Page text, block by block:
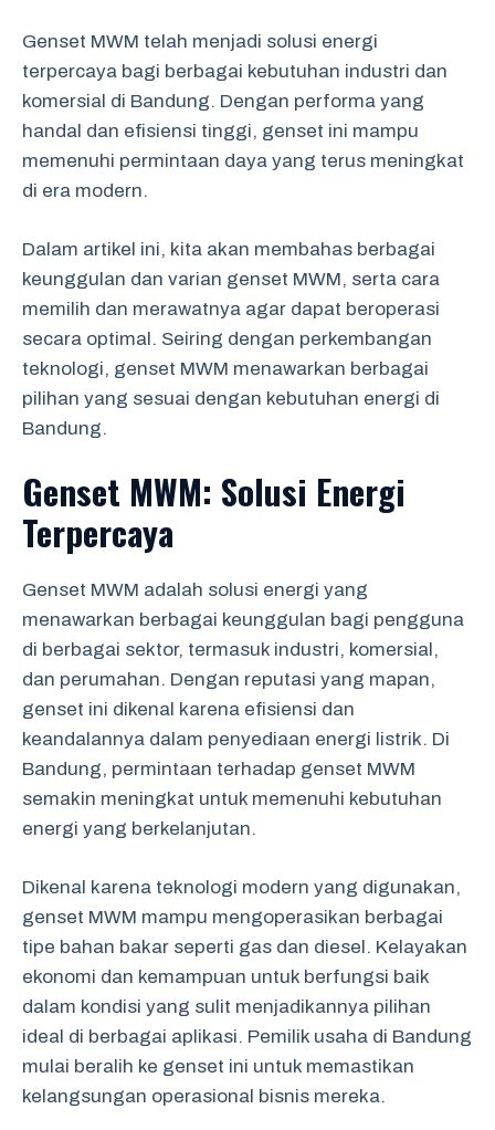
Genset MWM telah menjadi solusi energi
terpercaya bagi berbagai kebutuhan industri dan
komersial di Bandung. Dengan performa yang
handal dan efisiensi tinggi, genset ini mampu
memenuhi permintaan daya yang terus meningkat
di era modern.
Dalam artikel ini, kita akan membahas berbagai
keunggulan dan varian genset MWM, serta cara
memilih dan merawatnya agar dapat beroperasi
secara optimal. Seiring dengan perkembangan
teknologi, genset MWM menawarkan berbagai
pilihan yang sesuai dengan kebutuhan energi di
Bandung.
Genset MWM: Solusi Energi
Terpercaya
Genset MWM adalah solusi energi yang
menawarkan berbagai keunggulan bagi pengguna
di berbagai sektor, termasuk industri, komersial,
dan perumahan. Dengan reputasi yang mapan,
genset ini dikenal karena efisiensi dan
keandalannya dalam penyediaan energi listrik. Di
Bandung, permintaan terhadap genset MWM
semakin meningkat untuk memenuhi kebutuhan
energi yang berkelanjutan.
Dikenal karena teknologi modern yang digunakan,
genset MWM mampu mengoperasikan berbagai
tipe bahan bakar seperti gas dan diesel. Kelayakan
ekonomi dan kemampuan untuk berfungsi baik
dalam kondisi yang sulit menjadikannya pilihan
ideal di berbagai aplikasi. Pemilik usaha di Bandung
mulai beralih ke genset ini untuk memastikan
kelangsungan operasional bisnis mereka.